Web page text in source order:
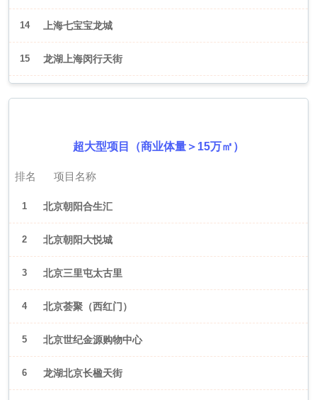
14 上海七宝宝龙城
15 龙湖上海闵行天街
超大型项目（商业体量＞15万㎡）
排名 项目名称
1 北京朝阳合生汇
2 北京朝阳大悦城
3 北京三里屯太古里
4 北京荟聚（西红门）
5 北京世纪金源购物中心
6 龙湖北京长楹天街